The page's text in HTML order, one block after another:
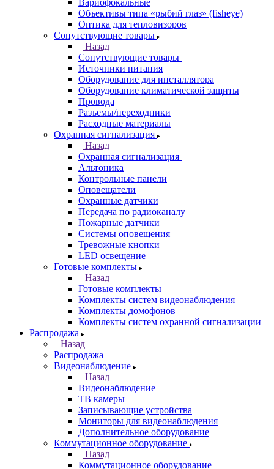
Вариофокальные
Объективы типа «рыбий глаз» (fisheye)
Оптика для тепловизоров
Сопутствующие товары
Назад
Сопутствующие товары
Источники питания
Оборудование для инсталлятора
Оборудование климатической защиты
Провода
Разъемы/переходники
Расходные материалы
Охранная сигнализация
Назад
Охранная сигнализация
Альтоника
Контрольные панели
Оповещатели
Охранные датчики
Передача по радиоканалу
Пожарные датчики
Системы оповещения
Тревожные кнопки
LED освещение
Готовые комплекты
Назад
Готовые комплекты
Комплекты систем видеонаблюдения
Комплекты домофонов
Комплекты систем охранной сигнализации
Распродажа
Назад
Распродажа
Видеонаблюдение
Назад
Видеонаблюдение
ТВ камеры
Записывающие устройства
Мониторы для видеонаблюдения
Дополнительное оборудование
Коммутационное оборудование
Назад
Коммутационное оборудование